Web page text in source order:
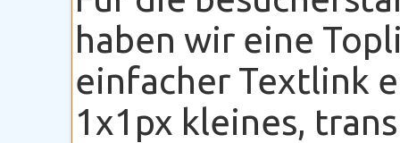
haben wir eine
einfacher Textlink
1x1px kleines,